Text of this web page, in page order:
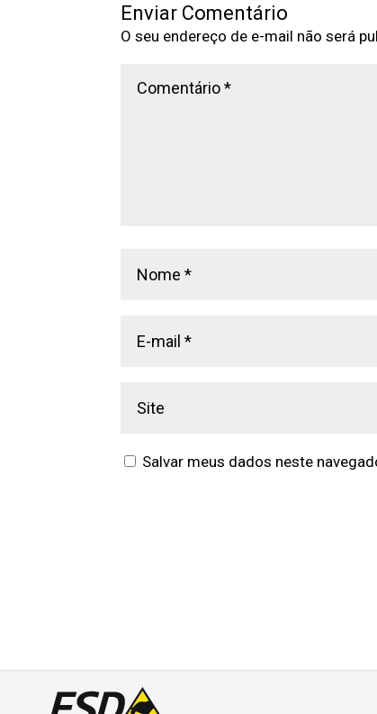
Enviar Comentário
O seu endereço de e-mail não será
Salvar meus dados neste